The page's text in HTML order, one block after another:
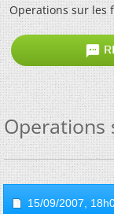
Operations sur les

Operations
15/09/2007,